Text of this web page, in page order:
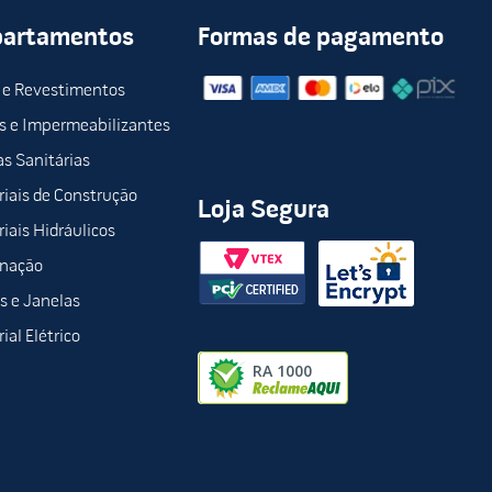
e Revestimentos
e Impermeabilizantes
Sanitárias
de Construção
Hidráulicos
e Janelas
Elétrico
Formas de pagamento
Loja Segura